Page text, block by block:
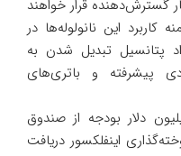
گسترش‌دهنده قرار خواهند
این نانولوله‌ها در
پتانسیل تبدیل شدن به
پیشرفته و باتری‌های
دلار بودجه از صندوق
اینفلکسور دریافت